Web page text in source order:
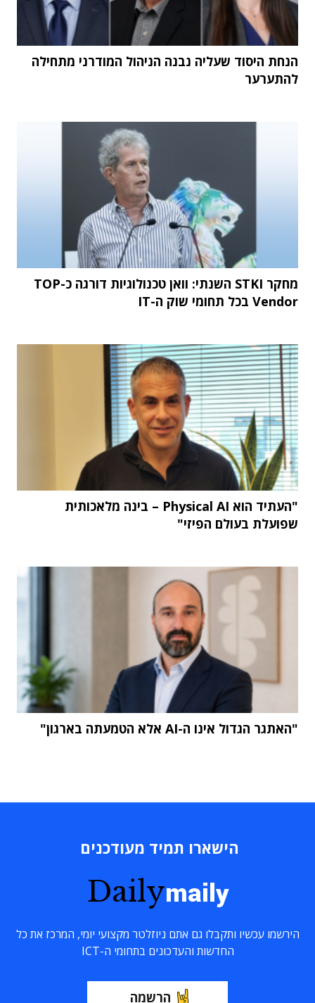
הנחת היסוד שעליה נבנה הניהול המודרני מתחילה
להתערער
מחקר STKI השנתי: וואן טכנולוגיות דורגה כ-TOP
Vendor בכל תחומי שוק ה-IT
"העתיד הוא Physical AI – בינה מלאכותית
שפועלת בעולם הפיזי"
"האתגר הגדול אינו ה-AI אלא הטמעתה בארגון"
הישארו תמיד מעודכנים
Dailymaily
הירשמו עכשיו ותקבלו גם אתם ניוזלטר מקצועי יומי, המרכז את כל
החדשות והעדכונים בתחומי ה-ICT
הרשמה